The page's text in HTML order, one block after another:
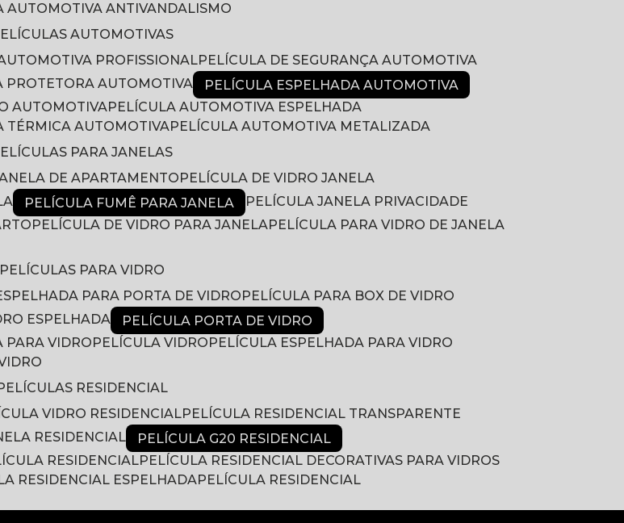
AUTOMOTIVA ANTIVANDALISMO
PELÍCULAS AUTOMOTIVAS
AUTOMOTIVA PROFISSIONAL
PELÍCULA DE SEGURANÇA AUTOMOTIVA
PROTETORA AUTOMOTIVA
PELÍCULA ESPELHADA AUTOMOTIVA
AUTOMOTIVA
PELÍCULA AUTOMOTIVA ESPELHADA
TÉRMICA AUTOMOTIVA
PELÍCULA AUTOMOTIVA METALIZADA
PELÍCULAS PARA JANELAS
DE APARTAMENTO
PELÍCULA DE VIDRO JANELA
PELÍCULA FUMÊ PARA JANELA
PELÍCULA JANELA PRIVACIDADE
PELÍCULA DE VIDRO PARA JANELA
PELÍCULA PARA VIDRO DE JANELA
PELÍCULAS PARA VIDRO
PARA PORTA DE VIDRO
PELÍCULA PARA BOX DE VIDRO
ESPELHADA
PELÍCULA PORTA DE VIDRO
PARA VIDRO PELÍCULA VIDRO
PELÍCULA ESPELHADA PARA VIDRO
PELÍCULAS RESIDENCIAL
VIDRO RESIDENCIAL
PELÍCULA RESIDENCIAL TRANSPARENTE
RESIDENCIAL
PELÍCULA G20 RESIDENCIAL
RESIDENCIAL
PELÍCULA RESIDENCIAL DECORATIVAS PARA VIDROS
RESIDENCIAL ESPELHADA PELÍCULA RESIDENCIAL